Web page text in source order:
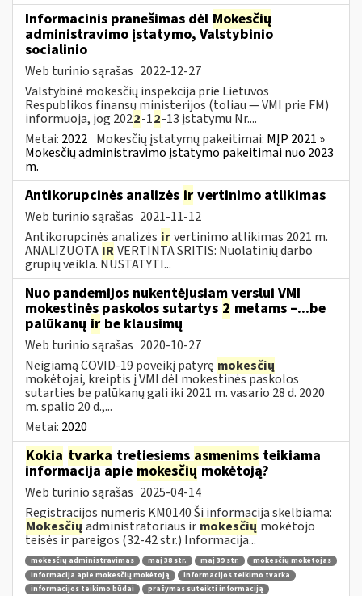
Informacinis pranešimas dėl Mokesčių
administravimo įstatymo, Valstybinio
socialinio
Web turinio sąrašas 2022-12-27
Valstybinė mokesčių inspekcija prie Lietuvos
Respublikos finansų ministerijos (toliau — VMI prie FM)
informuoja, jog 2022-12-13 įstatymu Nr....
Metai: 2022 Mokesčių įstatymų pakeitimai: MĮP 2021 »
Mokesčių administravimo įstatymo pakeitimai nuo 2023
m.
Antikorupcinės analizės ir vertinimo atlikimas
Web turinio sąrašas 2021-11-12
Antikorupcinės analizės irvertinimo atlikimas 2021 m.
ANALIZUOTA IRVERTINTA SRITIS: Nuolatinių darbo
grupių veikla. NUSTATYTI...
Nuo pandemijos nukentėjusiam verslui VMI
mokestinės paskolos sutartys 2 metams –...be
palūkanų ir be klausimų
Web turinio sąrašas 2020-10-27
Neigiamą COVID-19 poveikį patyrę mokesčių
mokėtojai, kreiptis į VMI dėl mokestinės paskolos
sutarties be palūkanų gali iki 2021 m. vasario 28 d. 2020
m. spalio 20 d.,...
Metai: 2020
Kokia tvarka tretiesiems asmenims teikiama
informacija apie mokesčiųmokėtoją?
Web turinio sąrašas 2025-04-14
Registracijos numeris KM0140 Ši informacija skelbiama:
Mokesčių administratoriaus ir mokesčių mokėtojo
teisės ir pareigos (32-42 str.) Informacija...
mokesčių administravimas maį 38 str. maį 39 str.
mokesčių mokėtojas
informacija apie mokesčių mokėtoją
informacijos teikimo tvarka
informacijos teikimo būdai
prašymas suteikti informaciją